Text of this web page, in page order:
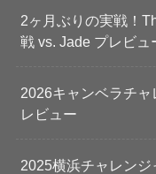
2ヶ月ぶりの実戦！
戦 vs. Jade プレビュ
2026キャンベラチ
レビュー
2025横浜チャレン